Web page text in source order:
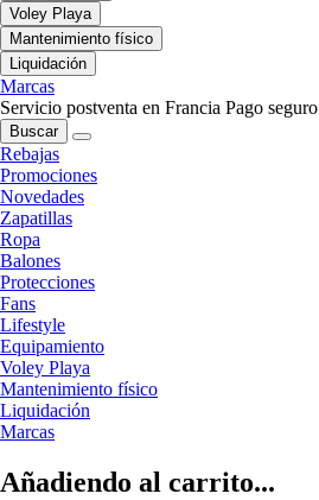
Voley Playa
Mantenimiento físico
Liquidación
Marcas
Servicio postventa en Francia Pago seguro
Buscar
Rebajas
Promociones
Novedades
Zapatillas
Ropa
Balones
Protecciones
Fans
Lifestyle
Equipamiento
Voley Playa
Mantenimiento físico
Liquidación
Marcas
Añadiendo al carrito...